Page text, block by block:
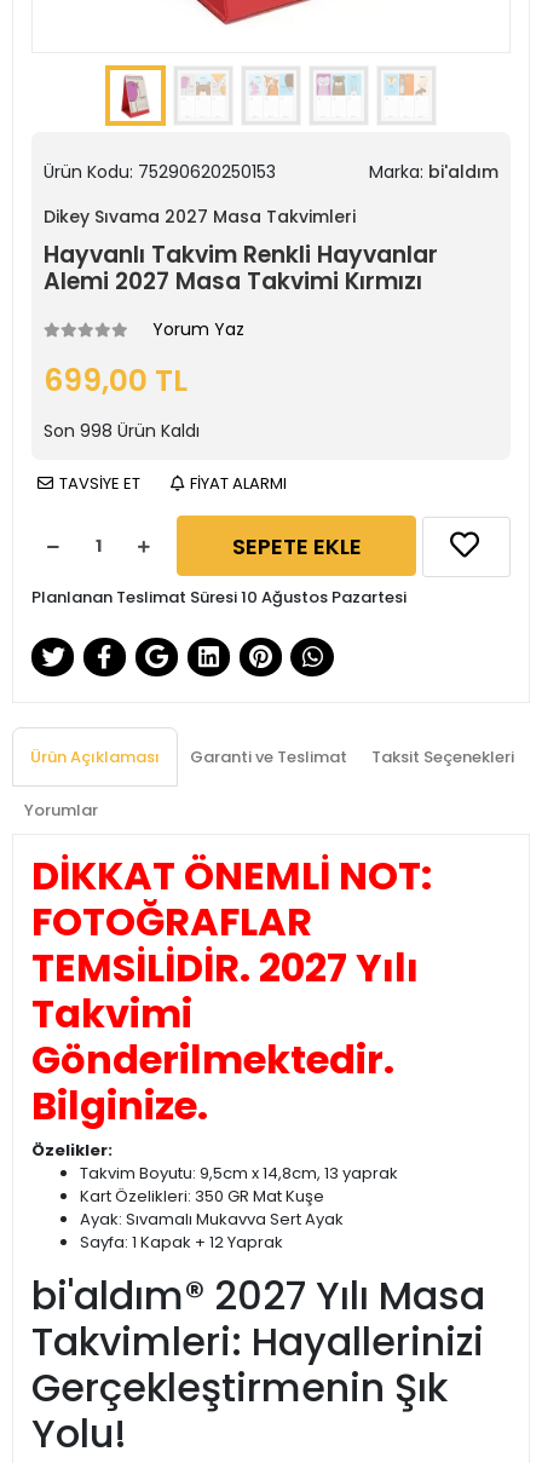
Ürün Kodu: 75290620250153 Marka: bi'aldım
Dikey Sıvama 2027 Masa Takvimleri
Hayvanlı Takvim Renkli Hayvanlar
Alemi 2027 Masa Takvimi Kırmızı
Yorum Yaz
699,00 TL
Son 998 Ürün Kaldı
TAVSİYE ET FİYAT ALARMI
SEPETE EKLE
Planlanan Teslimat Süresi 10 Ağustos Pazartesi
Ürün Açıklaması Garanti ve Teslimat Taksit Seçenekleri
Yorumlar
DİKKAT ÖNEMLİ NOT:
FOTOĞRAFLAR
TEMSİLİDİR. 2027 Yılı
Takvimi
Gönderilmektedir.
Bilginize.
Özelikler:
Takvim Boyutu: 9,5cm x 14,8cm, 13 yaprak
Kart Özelikleri: 350 GR Mat Kuşe
Ayak: Sıvamalı Mukavva Sert Ayak
Sayfa: 1 Kapak + 12 Yaprak
bi'aldım® 2027 Yılı Masa
Takvimleri: Hayallerinizi
Gerçekleştirmenin Şık
Yolu!